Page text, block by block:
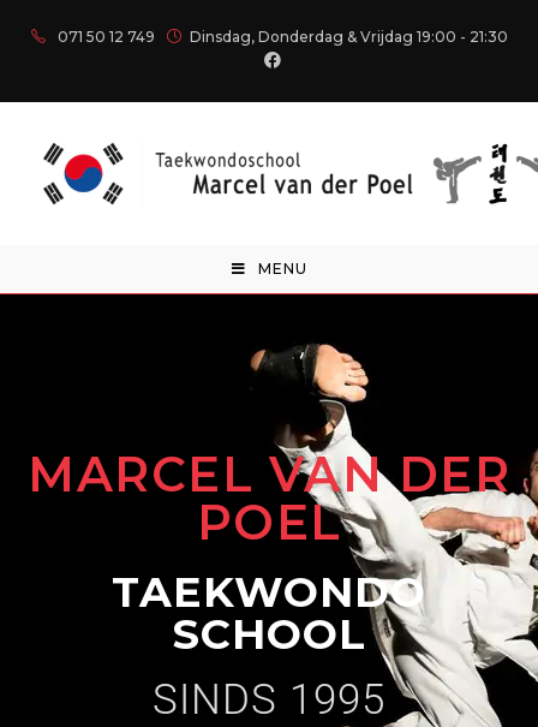
071 50 12 749 Dinsdag, Donderdag & Vrijdag 19:00 - 21:30
MENU
MARCEL VAN DER
POEL
TAEKWONDO
SCHOOL
SINDS 1995